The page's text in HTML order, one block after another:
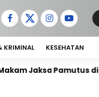
KRIMINAL KESEHATAN
di Lebak Janji